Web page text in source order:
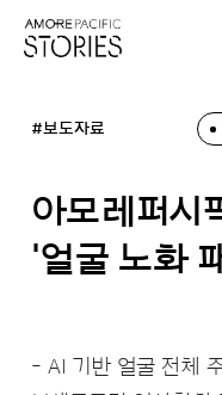
#보도자료
아모레퍼시
'얼굴 노화
- AI 기반 얼굴 전체